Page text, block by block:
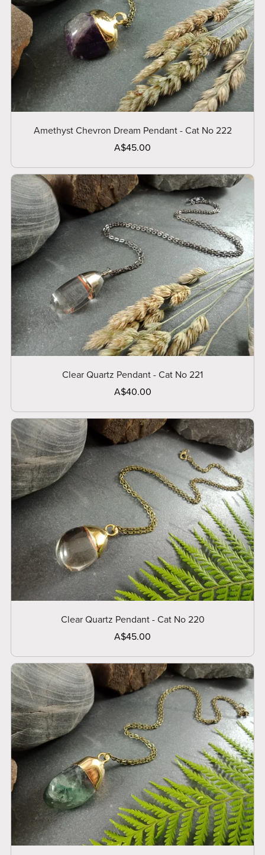
Amethyst Chevron Dream Pendant - Cat No 222
A$45.00
Clear Quartz Pendant - Cat No 221
A$40.00
Clear Quartz Pendant - Cat No 220
A$45.00